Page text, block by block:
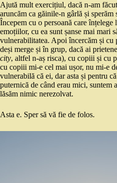
Ajută mult exercițiul, dacă n-am
aruncăm ca găinile-n gârlă și sperăm
Începem cu o persoană care înțelege
emoțiilor, cu ea sunt șanse mai mari
vulnerabilitatea. Apoi încercăm și cu
deși merge și în grup, dacă ai
city, altfel n-aș risca), cu copiii și cu
cu copiii mi-e cel mai ușor, nu mi-e
vulnerabilă că ei, dar asta și pentru
puternică de când erau mici, suntem
lăsăm nimic nerezolvat.
Asta e. Sper să vă fie de folos.